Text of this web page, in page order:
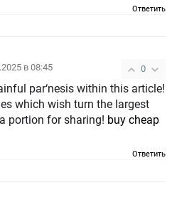
Ответить
0
в 08:45
par‘nesis within this article!
which wish turn the largest
portion for sharing! buy cheap
Ответить